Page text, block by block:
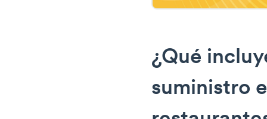
¿Qué
suministro